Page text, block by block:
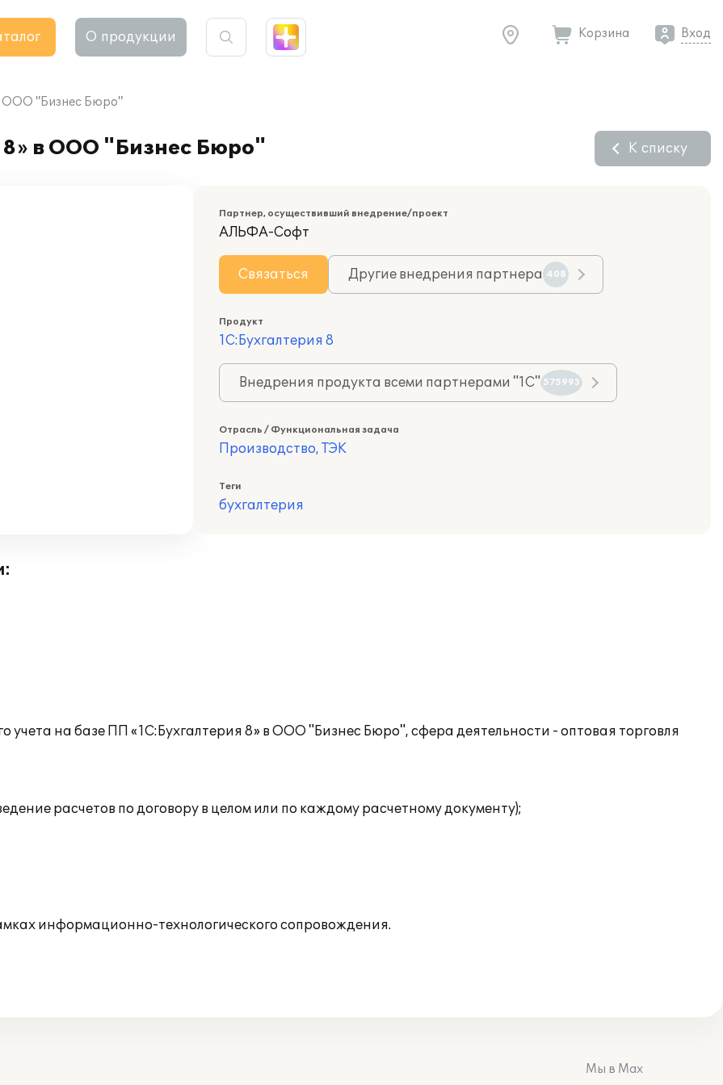
О продукции Корзина Вход
ООО "Бизнес Бюро"
в ООО "Бизнес Бюро" К списку
Партнер, осуществивший внедрение/проект
АЛЬФА-Софт
Связаться Другие внедрения партнера 408
Продукт
1С:Бухгалтерия 8
Внедрения продукта всеми партнерами "1С" 575993
Отрасль / Функциональная задача
Производство, ТЭК
Теги
бухгалтерия
на базе ПП «1С:Бухгалтерия 8» в ООО "Бизнес Бюро", сфера деятельности - оптовая торговля
расчетов по договору в целом или по каждому расчетному документу);
информационно-технологического сопровождения.
Мы в Max